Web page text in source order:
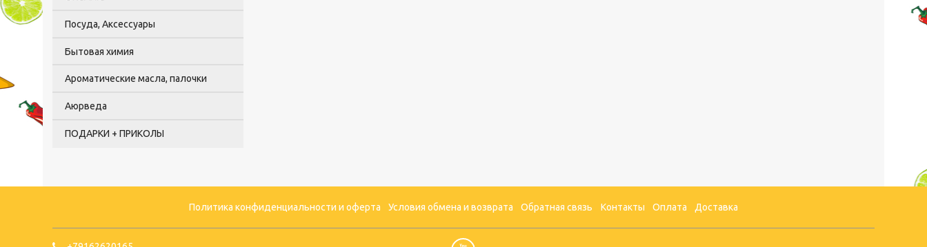
Посуда, Аксессуары
Бытовая химия
Ароматические масла, палочки
Аюрведа
ПОДАРКИ + ПРИКОЛЫ
Политика конфиденциальности и оферта Условия обмена и возврата Обратная связь Контакты Оплата Доставка